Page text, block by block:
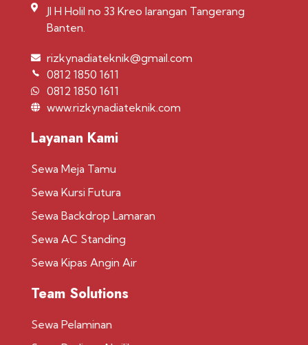
Jl H Holil no 33 Kreo larangan Tangerang
Banten.
rizkynadiateknik@gmail.com
0812 1850 1611
0812 1850 1611
www.rizkynadiateknik.com
Layanan Kami
Sewa Meja Tamu
Sewa Kursi Futura
Sewa Backdrop Lamaran
Sewa AC Standing
Sewa Kipas Angin Air
Team Solutions
Sewa Pelaminan